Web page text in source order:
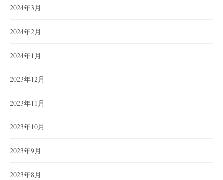
2024年3月
2024年2月
2024年1月
2023年12月
2023年11月
2023年10月
2023年9月
2023年8月